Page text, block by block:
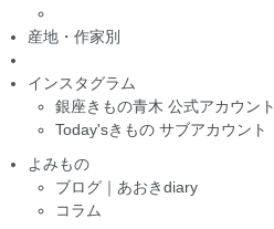
産地・作家別
インスタグラム
銀座きもの青木 公式アカウント
Today'sきもの サブアカウント
よみもの
ブログ｜あおきdiary
コラム